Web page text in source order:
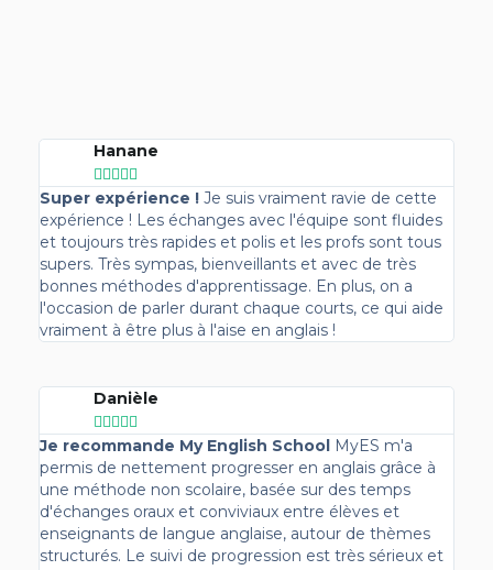
Hanane

Super expérience !Je suis vraiment ravie de cette
expérience ! Les échanges avec l'équipe sont fluides
et toujours très rapides et polis et les profs sont tous
supers. Très sympas, bienveillants et avec de très
bonnes méthodes d'apprentissage. En plus, on a
l'occasion de parler durant chaque courts, ce qui aide
vraiment à être plus à l'aise en anglais !
Danièle

Je recommande My English School MyES m'a
permis de nettement progresser en anglais grâce à
une méthode non scolaire, basée sur des temps
d'échanges oraux et conviviaux entre élèves et
enseignants de langue anglaise, autour de thèmes
structurés. Le suivi de progression est très sérieux et